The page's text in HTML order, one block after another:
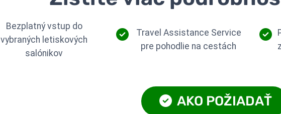
Bezplatný vstup do
vybraných letiskových
salónikov
Travel Assistance Service
pre pohodlie na cestách
AKO POŽIADAŤ